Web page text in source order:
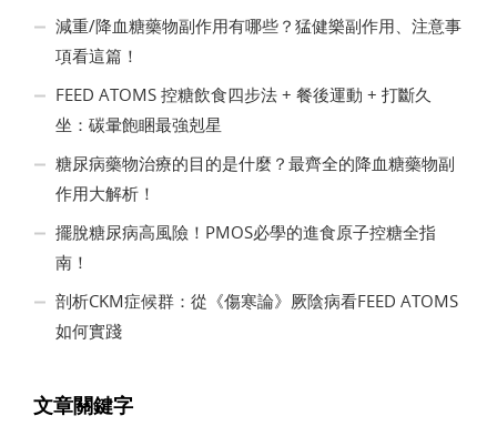
減重/降血糖藥物副作用有哪些？猛健樂副作用、注意事
項看這篇！
FEED ATOMS 控糖飲食四步法 + 餐後運動 + 打斷久
坐：碳暈飽睏最強剋星
糖尿病藥物治療的目的是什麼？最齊全的降血糖藥物副
作用大解析！
擺脫糖尿病高風險！PMOS必學的進食原子控糖全指
南！
剖析CKM症候群：從《傷寒論》厥陰病看FEED ATOMS
如何實踐
文章關鍵字